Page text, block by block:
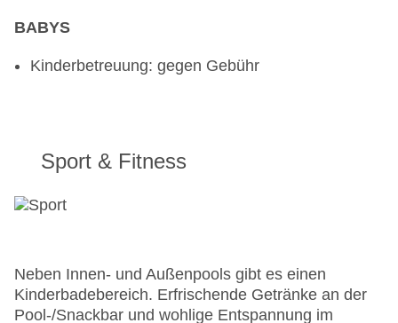
BABYS
Kinderbetreuung: gegen Gebühr
Sport & Fitness
Neben Innen- und Außenpools gibt es einen
Kinderbadebereich. Erfrischende Getränke an der
Pool-/Snackbar und wohlige Entspannung im